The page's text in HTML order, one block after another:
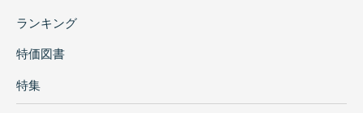
ランキング
特価図書
特集